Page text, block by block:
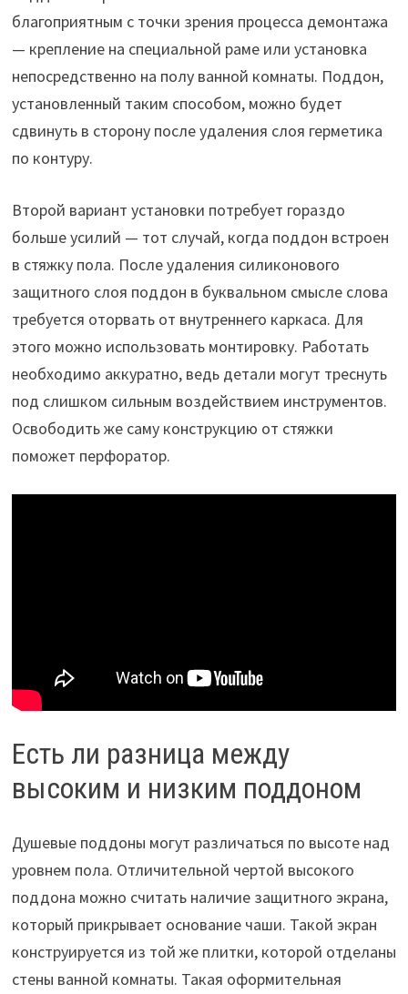
благоприятным с точки зрения процесса демонтажа
— крепление на специальной раме или установка
непосредственно на полу ванной комнаты. Поддон,
установленный таким способом, можно будет
сдвинуть в сторону после удаления слоя герметика
по контуру.
Второй вариант установки потребует гораздо
больше усилий — тот случай, когда поддон встроен
в стяжку пола. После удаления силиконового
защитного слоя поддон в буквальном смысле слова
требуется оторвать от внутреннего каркаса. Для
этого можно использовать монтировку. Работать
необходимо аккуратно, ведь детали могут треснуть
под слишком сильным воздействием инструментов.
Освободить же саму конструкцию от стяжки
поможет перфоратор.
Есть ли разница между
высоким и низким поддоном
Душевые поддоны могут различаться по высоте над
уровнем пола. Отличительной чертой высокого
поддона можно считать наличие защитного экрана,
который прикрывает основание чаши. Такой экран
конструируется из той же плитки, которой отделаны
стены ванной комнаты. Такая оформительная